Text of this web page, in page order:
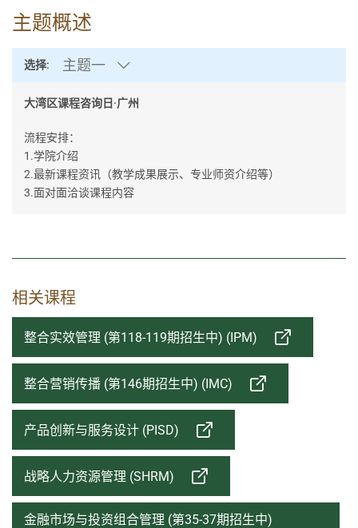
主题概述
选择: 主题一
大湾区课程咨询日·广州
流程安排：
1.学院介绍
2.最新课程资讯（教学成果展示、专业师资介绍等）
3.面对面洽谈课程内容
相关课程
整合实效管理 (第118-119期招生中) (IPM)
整合营销传播 (第146期招生中) (IMC)
产品创新与服务设计 (PISD)
战略人力资源管理 (SHRM)
金融市场与投资组合管理 (第35-37期招生中)